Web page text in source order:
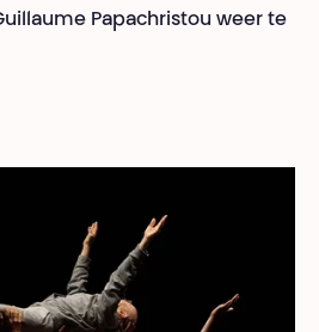
Papachristou weer te